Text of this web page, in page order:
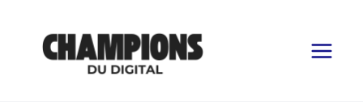
contenu